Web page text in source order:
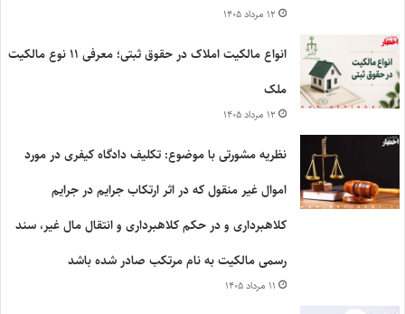
۱۲ مرداد ۱۴۰۵
انواع مالکیت املاک در حقوق ثبتی؛ معرفی ۱۱ نوع مالکیت
ملک
۱۲ مرداد ۱۴۰۵
نظریه مشورتی با موضوع: تکلیف دادگاه کیفری در مورد
اموال غیر منقول که در اثر ارتکاب جرایم در جرایم
کلاهبرداری و در حکم کلاهبرداری و انتقال مال غیر، سند
رسمی مالکیت به نام مرتکب صادر شده باشد
۱۱ مرداد ۱۴۰۵